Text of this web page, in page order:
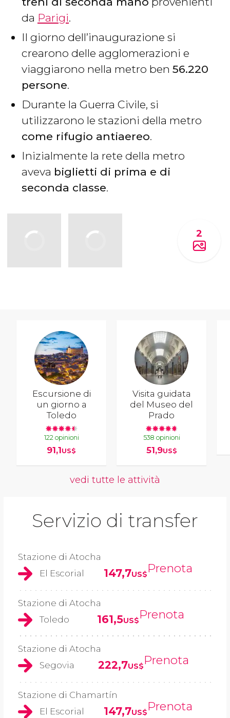
da Parigi.
Il giorno dell’inaugurazione si
crearono delle agglomerazioni e
viaggiarono nella metro ben 56.220
persone.
Durante la Guerra Civile, si
utilizzarono le stazioni della metro
come rifugio antiaereo.
Inizialmente la rete della metro
aveva biglietti di prima e di
seconda classe.
2
Escursione di
un giorno a
Toledo
122 opinioni
91,1US$
Visita guidata
del Museo del
Prado
538 opinioni
51,9US$
vedi tutte le attività
Servizio di transfer
Stazione di Atocha
El Escorial
147,7US$Prenota
Stazione di Atocha
Toledo
161,5US$Prenota
Stazione di Atocha
Segovia
222,7US$Prenota
Stazione di Chamartín
El Escorial
147,7US$Prenota